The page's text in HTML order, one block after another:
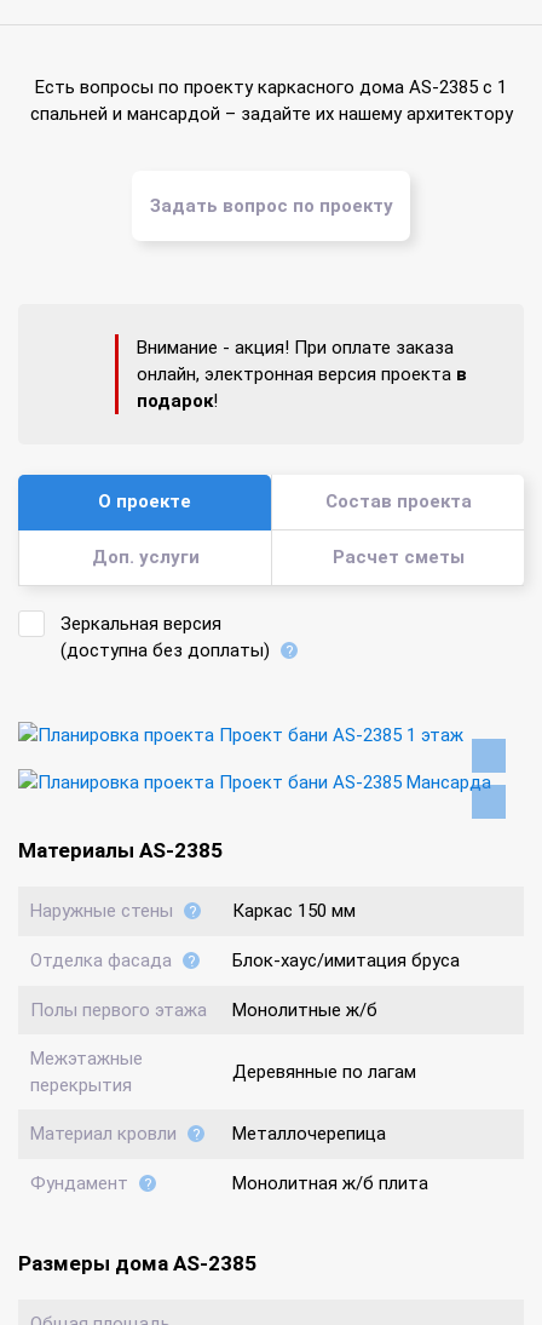
Есть вопросы по проекту каркасного дома AS-2385 с 1
спальней и мансардой – задайте их нашему архитектору
Задать вопрос по проекту
Внимание - акция! При оплате заказа
онлайн, электронная версия проекта в
подарок!
О проекте Состав проекта
Доп. услуги Расчет сметы
Зеркальная версия
(доступна без доплаты)
Материалы AS-2385
Наружные стены Каркас 150 мм
Отделка фасада Блок-хаус/имитация бруса
Полы первого этажа Монолитные ж/б
Межэтажные
перекрытия
Деревянные по лагам
Материал кровли Металлочерепица
Фундамент Монолитная ж/б плита
Размеры дома AS-2385